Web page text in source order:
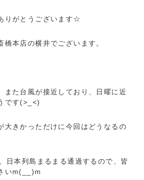
りがとうございます☆
橋本店の横井でございます。
また台風が接近しており、日曜に近
です(>_<)
大きかっただけに今回はどうなるの
日本列島まるまる通過するので、皆
いm(__)m